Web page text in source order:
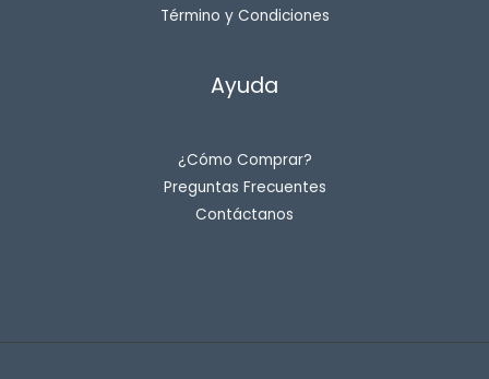
Término y Condiciones
Ayuda
¿Cómo Comprar?
Preguntas Frecuentes
Contáctanos